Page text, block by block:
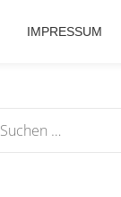
IMPRESSUM